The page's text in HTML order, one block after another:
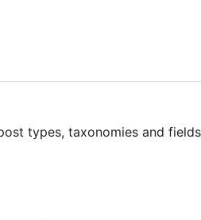
types, taxonomies and fields